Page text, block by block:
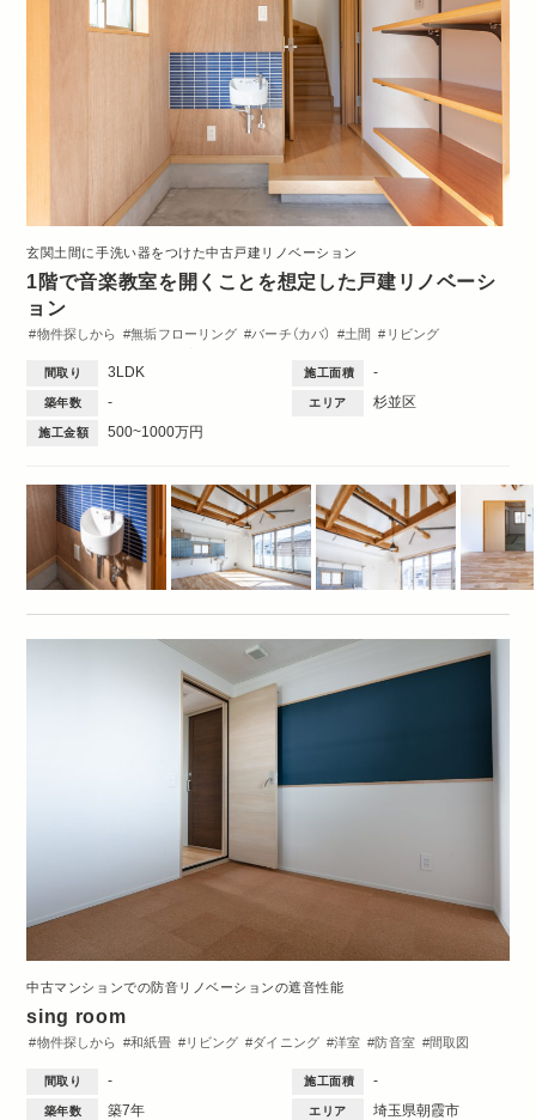
玄関土間に手洗い器をつけた中古戸建リノベーション
1階で音楽教室を開くことを想定した戸建リノベーシ
ョン
物件探しから 無垢フローリング バーチ（カバ） 土間
リビング
Dinks
3DK・3LDK
間取り 3LDK 施工面積 -
築年数 - エリア 杉並区
施工金額 500~1000万円
中古マンションでの防音リノベーションの遮音性能
sing room
物件探しから 和紙畳 リビング ダイニング 洋室 防音室
間取図
間取り - 施工面積 -
築年数 築7年 エリア 埼玉県朝霞市